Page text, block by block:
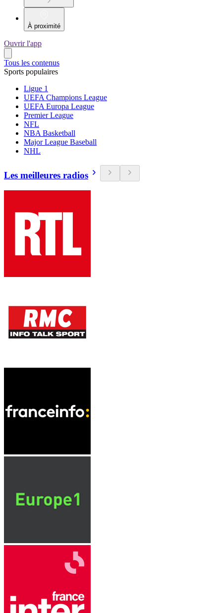
À proximité
Ouvrir l'app
Tous les contenus
Sports populaires
Ligue 1
UEFA Champions League
UEFA Europa League
Premier League
NFL
NBA Basketball
Major League Baseball
NHL
Les meilleures radios